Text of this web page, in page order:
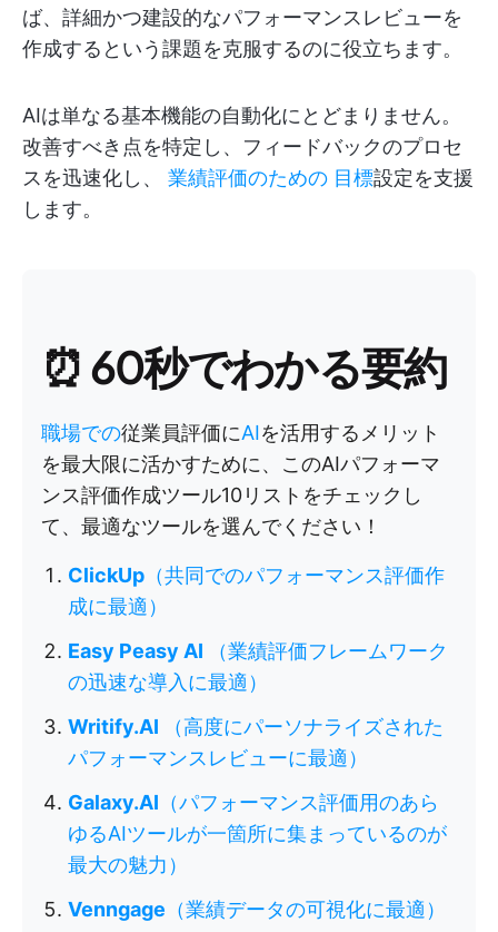
ば、詳細かつ建設的なパフォーマンスレビューを
作成するという課題を克服するのに役立ちます。
AIは単なる基本機能の自動化にとどまりません。
改善すべき点を特定し、フィードバックのプロセ
スを迅速化し、
業績評価のための 目標設定を支援
します。
⏰ 60秒でわかる要約
職場での従業員評価にAIを活用するメリット
を最大限に活かすために、このAIパフォーマ
ンス評価作成ツール10リストをチェックし
て、最適なツールを選んでください！
ClickUp （共同でのパフォーマンス評価作
成に最適）
Easy Peasy AI
（業績評価フレームワーク
の迅速な導入に最適）
Writify.AI
（高度にパーソナライズされた
パフォーマンスレビューに最適）
Galaxy.AI （パフォーマンス評価用のあら
ゆるAIツールが一箇所に集まっているのが
最大の魅力）
Venngage （業績データの可視化に最適）